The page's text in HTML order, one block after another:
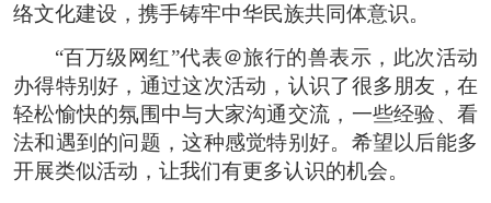
络文化建设，携手铸牢中华民族共同体意识。
“百万级网红”代表＠旅行的兽表示，此次活动
办得特别好，通过这次活动，认识了很多朋友，在
轻松愉快的氛围中与大家沟通交流，一些经验、看
法和遇到的问题，这种感觉特别好。希望以后能多
开展类似活动，让我们有更多认识的机会。